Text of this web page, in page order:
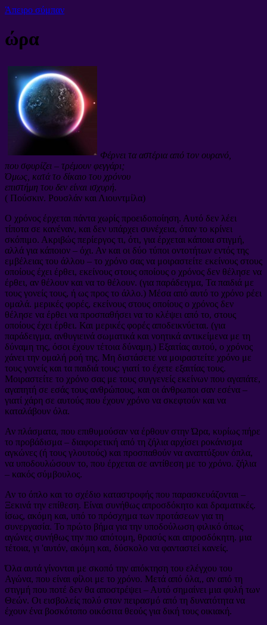
Άπειρο σύμπαν
ώρα
Φέρνει τα αστέρια από τον ουρανό,
που σφυρίζει – τρέμουν φεγγάρι;
Όμως, κατά το δίκαιο του χρόνου
επιστήμη του δεν είναι ισχυρή.
( Πούσκιν. Ρουσλάν και Λιουντμίλα)
Ο χρόνος έρχεται πάντα χωρίς προειδοποίηση. Αυτό δεν λέει
τίποτα σε κανέναν, και δεν υπάρχει συνέχεια, όταν το κρίνει
σκόπιμο. Ακριβώς περίεργος τι, ότι, για έρχεται κάποια στιγμή,
αλλά για κάποιον – όχι. Αν και οι δύο τύποι οντοτήτων εντός της
εμβέλειας του άλλου – το χρόνο σας να μοιραστείτε εκείνους στους
οποίους έχει έρθει, εκείνους στους οποίους ο χρόνος δεν θέλησε να
έρθει, αν θέλουν και να το θέλουν. (για παράδειγμα, Τα παιδιά με
τους γονείς τους, ή ως προς το άλλο.) Μέσα από αυτό το χρόνο ρέει
ομαλά. μερικές φορές, εκείνους στους οποίους ο χρόνος δεν
θέλησε να έρθει να προσπαθήσει να το κλέψει από το, στους
οποίους έχει έρθει. Και μερικές φορές αποδεικνύεται. (για
παράδειγμα, ανθυγιεινά σωματικά και νοητικά αντικείμενα με τη
δύναμη της, όσοι έχουν τέτοια δύναμη.) Εξαιτίας αυτού, ο χρόνος
χάνει την ομαλή ροή της. Μη διστάσετε να μοιραστείτε χρόνο με
τους γονείς και τα παιδιά τους: γιατί το έχετε εξαιτίας τους.
Μοιραστείτε το χρόνο σας με τους συγγενείς εκείνων που αγαπάτε,
αγαπητή σε εσάς τους ανθρώπους, και οι άνθρωποι σαν εσένα –
γιατί χάρη σε αυτούς που έχουν χρόνο να σκεφτούν και να
καταλάβουν όλα.
Αν πλάσματα, που επιθυμούσαν να έρθουν στην Ώρα, κυρίως πήρε
το προβάδισμα – διαφορετική από τη ζήλια αρχίσει ροκάνισμα
αγκώνες (ή τους γλουτούς) και προσπαθούν να αναπτύξουν όπλα,
να υποδουλώσουν το, που έρχεται σε αντίθεση με το χρόνο. ζήλια
– κακός σύμβουλος.
Αν το όπλο και το σχέδιο καταστροφής που παρασκευάζονται –
Ξεκινά την επίθεση. Είναι συνήθως απροσδόκητο και δραματικές.
ίσως, ακόμη και, υπό το πρόσχημα των προτάσεων για τη
συνεργασία. Το πρώτο βήμα για την υποδούλωση φιλικό όπως
αγώνες συνήθως την πιο απότομη, θρασύς και απροσδόκητη. μια
τέτοια, γι 'αυτόν, ακόμη και, δύσκολο να φανταστεί κανείς.
Όλα αυτά γίνονται με σκοπό την απόκτηση του ελέγχου του
Αγώνα, που είναι φίλοι με το χρόνο. Μετά από όλα,, αν από τη
στιγμή που ποτέ δεν θα αποστρέψει – Αυτό σημαίνει μια φυλή των
Θεών. Οι εισβολείς πολύ στον πειρασμό από τη δυνατότητα να
έχουν ένα βοσκότοπο οικόσιτα θεούς για δική τους οικιακή.